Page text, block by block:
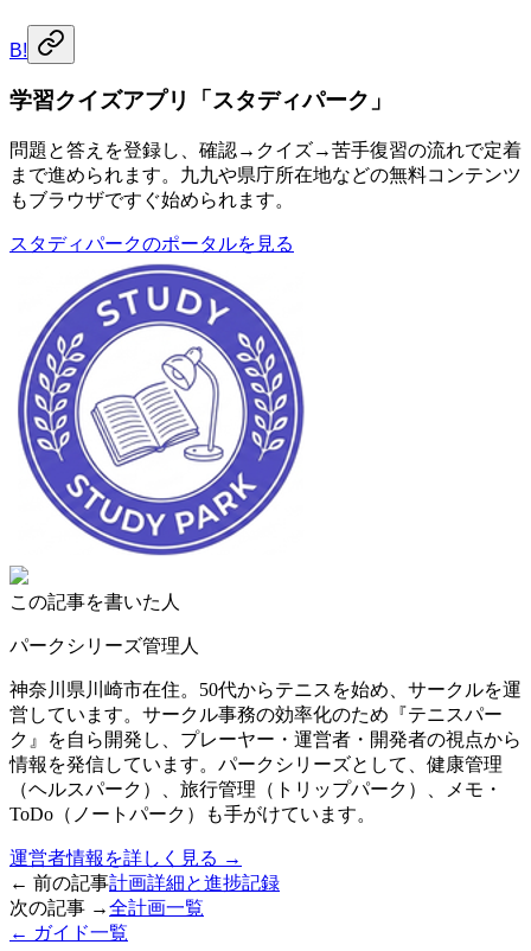
B!
学習クイズアプリ「スタディパーク」
問題と答えを登録し、確認→クイズ→苦手復習の流れで定着
まで進められます。九九や県庁所在地などの無料コンテンツ
もブラウザですぐ始められます。
スタディパークのポータルを見る
この記事を書いた人
パークシリーズ管理人
神奈川県川崎市在住。50代からテニスを始め、サークルを運
営しています。サークル事務の効率化のため『テニスパー
ク』を自ら開発し、プレーヤー・運営者・開発者の視点から
情報を発信しています。パークシリーズとして、健康管理
（ヘルスパーク）、旅行管理（トリップパーク）、メモ・
ToDo（ノートパーク）も手がけています。
運営者情報を詳しく見る →
← 前の記事計画詳細と進捗記録
次の記事 →全計画一覧
← ガイド一覧